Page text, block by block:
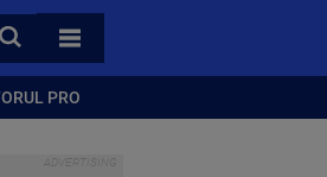
CAUTA
TOATE CATEGORIILE
PRO